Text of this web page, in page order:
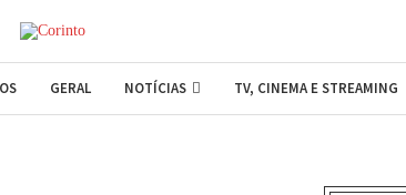
GERAL NOTÍCIAS TV, CINEMA E STREAMING